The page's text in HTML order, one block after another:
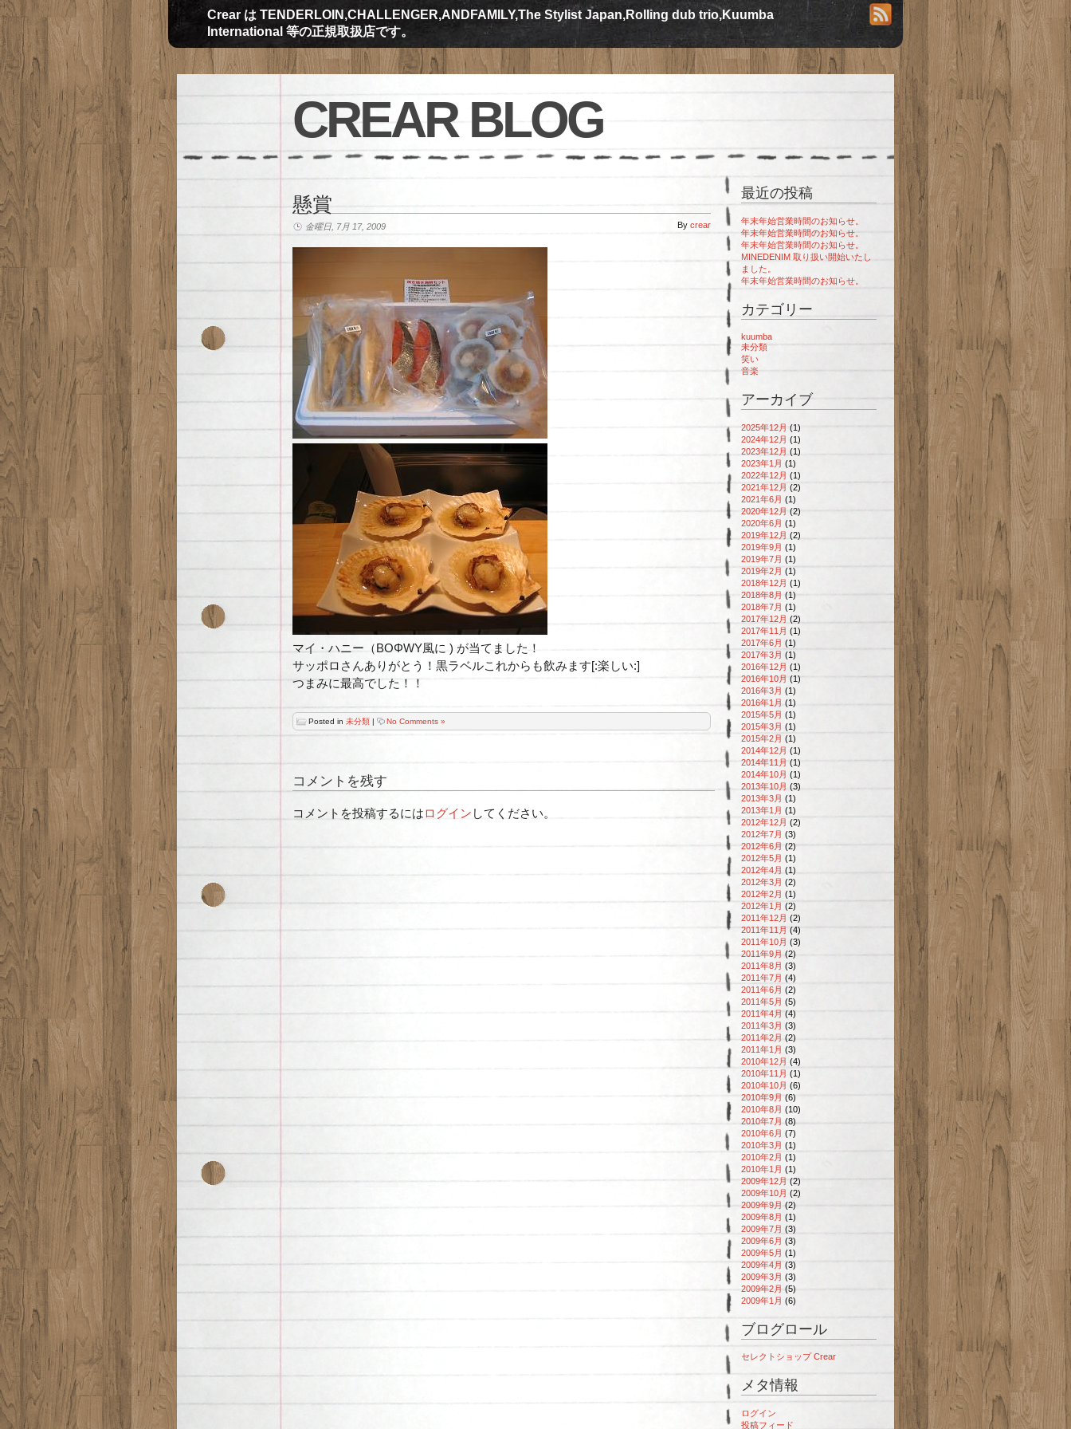
Crear は TENDERLOIN,CHALLENGER,ANDFAMILY,The Stylist Japan,Rolling dub trio,Kuumba
International 等の正規取扱店です。
CREAR BLOG
懸賞
By crear
金曜日, 7月 17, 2009
マイ・ハニー（BOΦWY風に ) が当てました！
サッポロさんありがとう！黒ラベルこれからも飲みます[:楽しい:]
つまみに最高でした！！
Posted in 未分類 | No Comments »
コメントを残す
コメントを投稿するにはログイン してください。
最近の投稿
年末年始営業時間のお知らせ。
年末年始営業時間のお知らせ。
年末年始営業時間のお知らせ。
MINEDENIM 取り扱い開始いたし
ました。
年末年始営業時間のお知らせ。
カテゴリー
kuumba
未分類
笑い
音楽
アーカイブ
2025年12月 (1)
2024年12月 (1)
2023年12月 (1)
2023年1月 (1)
2022年12月 (1)
2021年12月 (2)
2021年6月 (1)
2020年12月 (2)
2020年6月 (1)
2019年12月 (2)
2019年9月 (1)
2019年7月 (1)
2019年2月 (1)
2018年12月 (1)
2018年8月 (1)
2018年7月 (1)
2017年12月 (2)
2017年11月 (1)
2017年6月 (1)
2017年3月 (1)
2016年12月 (1)
2016年10月 (1)
2016年3月 (1)
2016年1月 (1)
2015年5月 (1)
2015年3月 (1)
2015年2月 (1)
2014年12月 (1)
2014年11月 (1)
2014年10月 (1)
2013年10月 (3)
2013年3月 (1)
2013年1月 (1)
2012年12月 (2)
2012年7月 (3)
2012年6月 (2)
2012年5月 (1)
2012年4月 (1)
2012年3月 (2)
2012年2月 (1)
2012年1月 (2)
2011年12月 (2)
2011年11月 (4)
2011年10月 (3)
2011年9月 (2)
2011年8月 (3)
2011年7月 (4)
2011年6月 (2)
2011年5月 (5)
2011年4月 (4)
2011年3月 (3)
2011年2月 (2)
2011年1月 (3)
2010年12月 (4)
2010年11月 (1)
2010年10月 (6)
2010年9月 (6)
2010年8月 (10)
2010年7月 (8)
2010年6月 (7)
2010年3月 (1)
2010年2月 (1)
2010年1月 (1)
2009年12月 (2)
2009年10月 (2)
2009年9月 (2)
2009年8月 (1)
2009年7月 (3)
2009年6月 (3)
2009年5月 (1)
2009年4月 (3)
2009年3月 (3)
2009年2月 (5)
2009年1月 (6)
ブログロール
セレクトショップ Crear
メタ情報
ログイン
投稿フィード